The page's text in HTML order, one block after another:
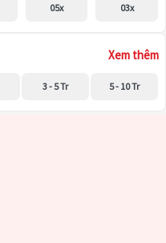
05x 03x
Xem thêm
3 - 5 Tr 5 - 10 Tr